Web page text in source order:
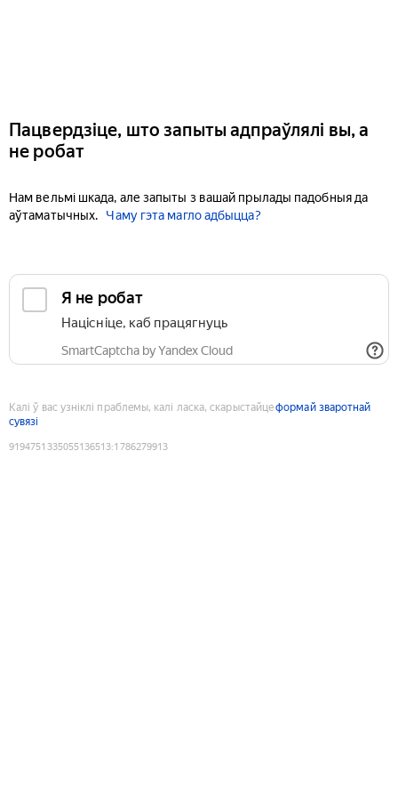
Пацвердзіце, што запыты адпраўлялі вы, а
не робат
Нам вельмі шкада, але запыты з вашай прылады падобныя да
аўтаматычных.
Чаму гэта магло адбыцца?
Я не робат
Націсніце, каб працягнуць
SmartCaptcha by Yandex Cloud
Калі ў вас узніклі праблемы, калі ласка, скарыстайцеформай зваротнай
сувязі
9194751335055136513:1786279913